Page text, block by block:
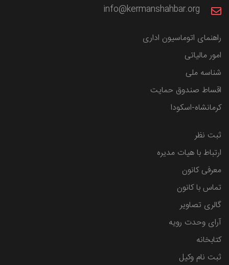
info@kermanshahbar.org
راهنمای اتوماسیون اداری
امور مالیاتی
شناسه ملی
اقساط صندوق حمایت
کرمانشاه-اسکودا
ثبت نظر
ارتباط با هیات مدیره
معرفی کانون
تماس با کانون
گالری تصاویر
آرای وحدت رویه
کتابخانه
ثبت نام وکیل